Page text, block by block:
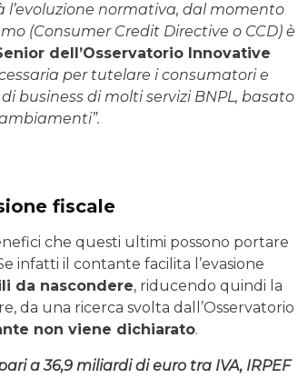
l’evoluzione normativa, dal momento
(Consumer Credit Directive o CCD) è
dell’Osservatorio Innovative
per tutelare i consumatori e
business di molti servizi BNPL, basato
fiscale
che questi ultimi possono portare
infatti il contante facilita l’evasione
da nascondere, riducendo quindi la
da una ricerca svolta dall’Osservatorio
non viene dichiarato.
a 36,9 miliardi di euro tra IVA, IRPEF